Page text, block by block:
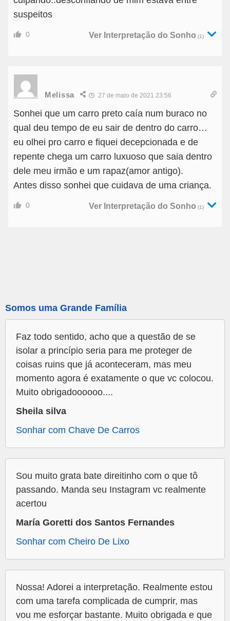
suspeitos
0 Ver Interpretação do Sonho (1)
Melissa 27 de maio de 2021 23:56
Sonhei que um carro preto caía num buraco no
qual deu tempo de eu sair de dentro do carro…
eu olhei pro carro e fiquei decepcionada e de
repente chega um carro luxuoso que saia dentro
dele meu irmão e um rapaz(amor antigo).
Antes disso sonhei que cuidava de uma criança.
0 Ver Interpretação do Sonho (1)
Somos uma Grande Família
Faz todo sentido, acho que a questão de se
isolar a princípio seria para me proteger de
coisas ruins que já aconteceram, mas meu
momento agora é exatamente o que vc colocou.
Muito obrigadoooooo....
Sheila silva
Sonhar com Chave De Carros
Sou muito grata bate direitinho com o que tô
passando. Manda seu Instagram vc realmente
acertou
María Goretti dos Santos Fernandes
Sonhar com Cheiro De Lixo
Nossa! Adorei a interpretação. Realmente estou
com uma tarefa complicada de cumprir, mas
vou me esforçar bastante. Muito obrigada e que